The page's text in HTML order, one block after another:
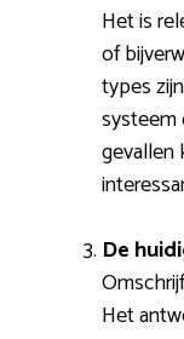
Het is
of
types
gevallen
De
Het